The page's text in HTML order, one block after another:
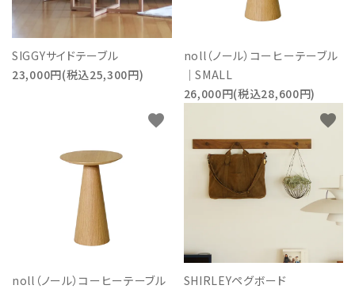
SIGGYサイドテーブル
23,000円(税込25,300円)
noll（ノール）コーヒーテーブル
｜SMALL
26,000円(税込28,600円)
noll（ノール）コーヒーテーブル
favorite
SHIRLEYペグボード
favorite